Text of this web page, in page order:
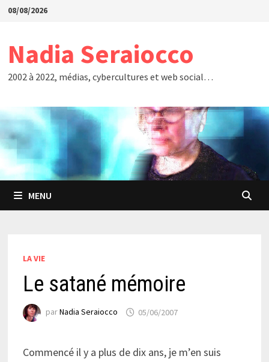
Passer
08/08/2026
Nadia Seraiocco
2002 à 2022, médias, cybercultures et web social…
MENU
LA VIE
Le satané mémoire
parNadia Seraiocco 05/06/2007
Commencé il y a plus de dix ans, je m’en suis